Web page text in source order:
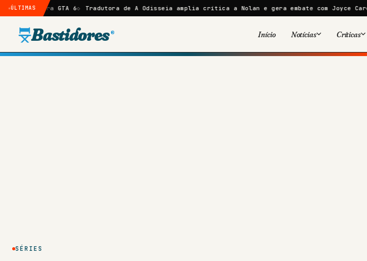
ÚLTIMAS
GTA 6 Tradutora de A Odisseia amplia crítica a Nolan e gera embate com Joyce Carol…
Bastidores ® Início Notícias
Viral
Críticas
Cinema
SÉRIES